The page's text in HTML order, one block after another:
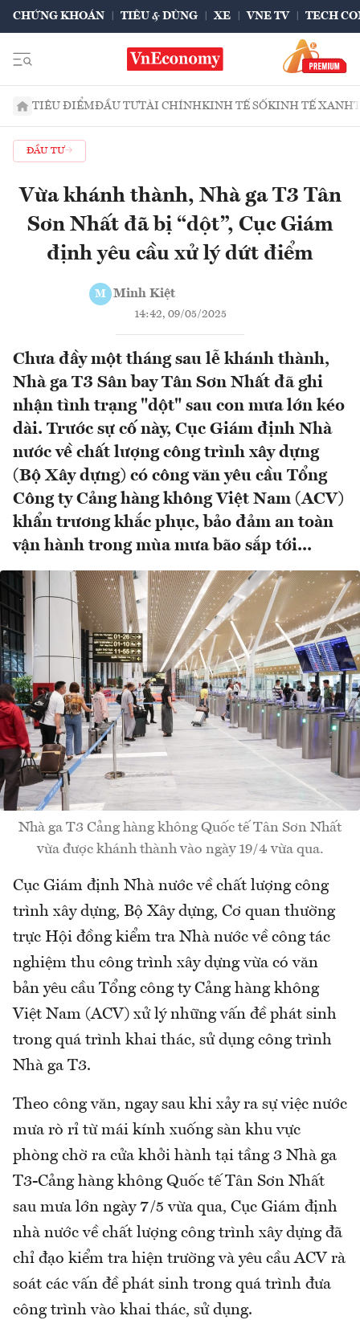
CHỨNG KHOÁN TIÊU & DÙNG XE VNE TV TECH
TIÊU ĐIỂMĐẦU TƯTÀI CHÍNHKINH TẾ SỐKINH TẾ XANH
ĐẦU TƯ
Vừa khánh thành, Nhà ga T3 Tân
Sơn Nhất đã bị “dột”, Cục Giám
định yêu cầu xử lý dứt điểm
M Minh Kiệt
14:42, 09/05/2025
Chưa đầy một tháng sau lễ khánh thành,
Nhà ga T3 Sân bay Tân Sơn Nhất đã ghi
nhận tình trạng "dột" sau con mưa lớn kéo
dài. Trước sự cố này, Cục Giám định Nhà
nước về chất lượng công trình xây dựng
(Bộ Xây dựng) có công văn yêu cầu Tổng
Công ty Cảng hàng không Việt Nam (ACV)
khẩn trương khắc phục, bảo đảm an toàn
vận hành trong mùa mưa bão sắp tới...
Nhà ga T3 Cảng hàng không Quốc tế Tân Sơn Nhất
vừa được khánh thành vào ngày 19/4 vừa qua.
Cục Giám định Nhà nước về chất lượng công
trình xây dựng, Bộ Xây dựng, Cơ quan thường
trực Hội đồng kiểm tra Nhà nước về công tác
nghiệm thu công trình xây dựng vừa có văn
bản yêu cầu Tổng công ty Cảng hàng không
Việt Nam (ACV) xử lý những vấn đề phát sinh
trong quá trình khai thác, sử dụng công trình
Nhà ga T3.
Theo công văn, ngay sau khi xảy ra sự việc nước
mưa rò rỉ từ mái kính xuống sàn khu vực
phòng chờ ra cửa khởi hành tại tầng 3 Nhà ga
T3-Cảng hàng không Quốc tế Tân Sơn Nhất
sau mưa lớn ngày 7/5 vừa qua, Cục Giám định
nhà nước về chất lượng công trình xây dựng đã
chỉ đạo kiểm tra hiện trường và yêu cầu ACV rà
soát các vấn đề phát sinh trong quá trình đưa
công trình vào khai thác, sử dụng.